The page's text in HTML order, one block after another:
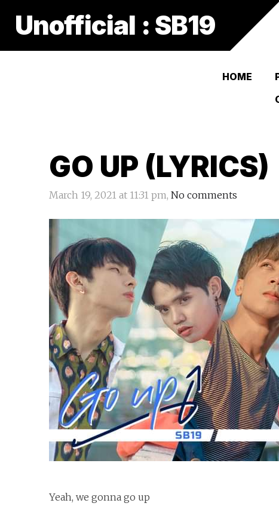
Unofficial : SB19
HOME
GO UP (LYRICS)
March 19, 2021 at 11:31 pm, No comments
Yeah, we gonna go up